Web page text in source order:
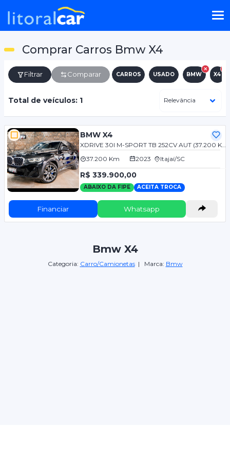
Comprar Carros Bmw X4
Filtrar Comparar CARROS USADO BMW X4
Total de veículos: 1
BMW X4
37.200 Km
2023 Itajaí/SC
R$ 339.900,00
ABAIXO DA FIPE ACEITA TROCA
Financiar Whatsapp
Bmw X4
Categoria: Carro/Camionetas| Marca: Bmw